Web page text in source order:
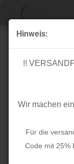
Hinweis:
!!
Wir machen
Für die
Code mit 25%
Bio Flachkordel
Hamburger